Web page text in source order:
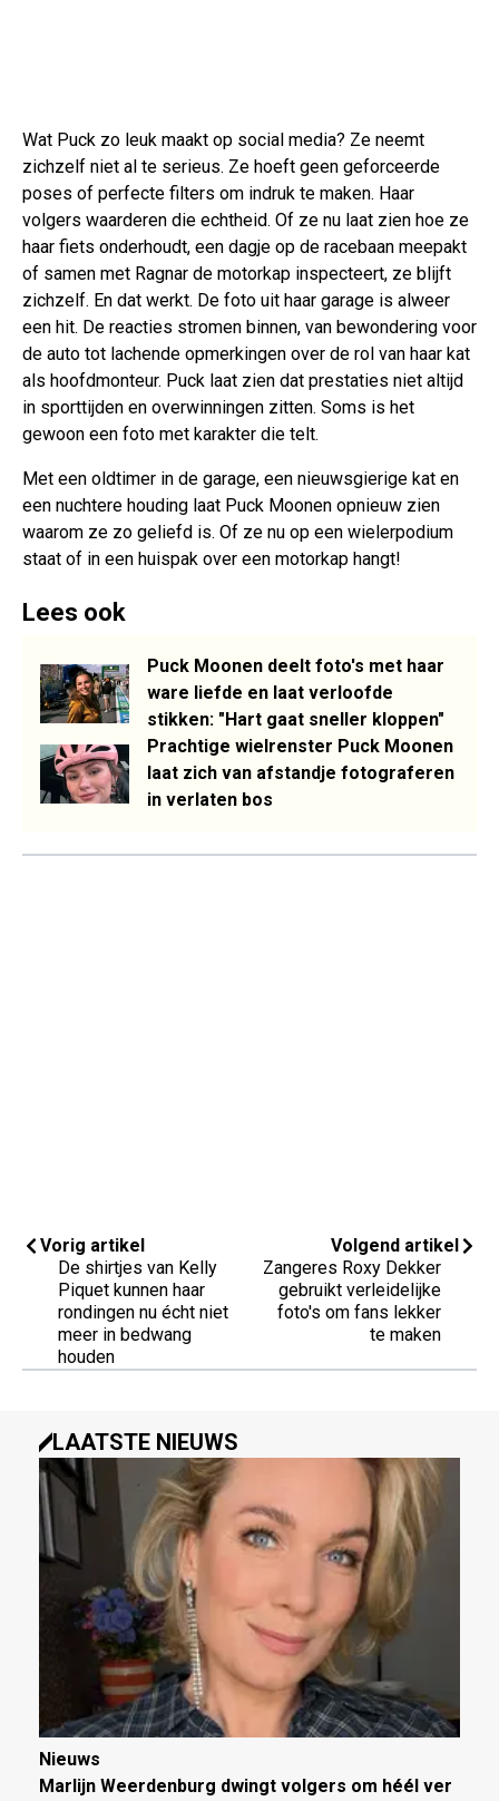
Wat Puck zo leuk maakt op social media? Ze neemt
zichzelf niet al te serieus. Ze hoeft geen geforceerde
poses of perfecte filters om indruk te maken. Haar
volgers waarderen die echtheid. Of ze nu laat zien hoe ze
haar fiets onderhoudt, een dagje op de racebaan meepakt
of samen met Ragnar de motorkap inspecteert, ze blijft
zichzelf. En dat werkt. De foto uit haar garage is alweer
een hit. De reacties stromen binnen, van bewondering voor
de auto tot lachende opmerkingen over de rol van haar kat
als hoofdmonteur. Puck laat zien dat prestaties niet altijd
in sporttijden en overwinningen zitten. Soms is het
gewoon een foto met karakter die telt.
Met een oldtimer in de garage, een nieuwsgierige kat en
een nuchtere houding laat Puck Moonen opnieuw zien
waarom ze zo geliefd is. Of ze nu op een wielerpodium
staat of in een huispak over een motorkap hangt!
Lees ook
Puck Moonen deelt foto's met haar
ware liefde en laat verloofde
stikken: "Hart gaat sneller kloppen"
Prachtige wielrenster Puck Moonen
laat zich van afstandje fotograferen
in verlaten bos
Vorig artikel
De shirtjes van Kelly
Piquet kunnen haar
rondingen nu écht niet
meer in bedwang
houden
Volgend artikel
Zangeres Roxy Dekker
gebruikt verleidelijke
foto's om fans lekker
te maken
LAATSTE NIEUWS
Nieuws
Marlijn Weerdenburg dwingt volgers om héél ver